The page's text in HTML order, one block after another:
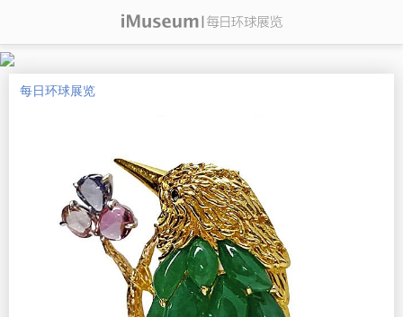
每日环球展览